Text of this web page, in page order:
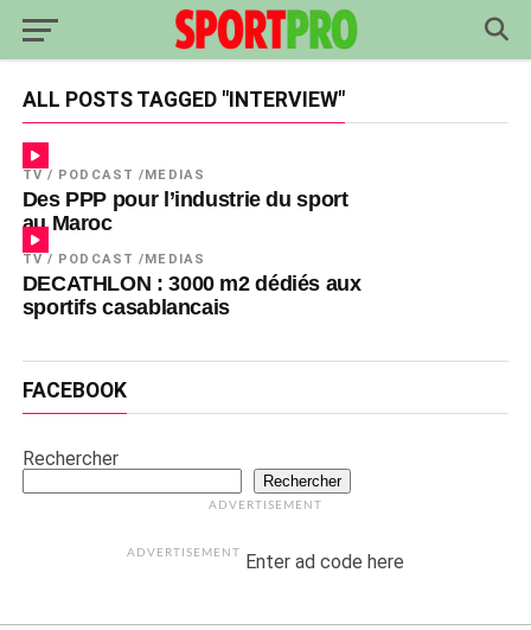
ALL POSTS TAGGED "INTERVIEW"
TV / PODCAST /MEDIAS
Des PPP pour l’industrie du sport
au Maroc
TV / PODCAST /MEDIAS
DECATHLON : 3000 m2 dédiés aux
sportifs casablancais
FACEBOOK
Rechercher
Rechercher
ADVERTISEMENT
ADVERTISEMENT Enter ad code here